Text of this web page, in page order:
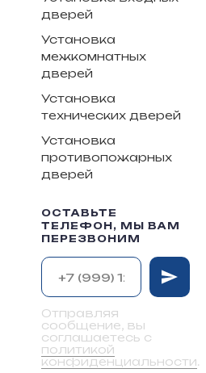
дверей
Установка
межкомнатных
дверей
Установка
технических дверей
Установка
противопожарных
дверей
ОСТАВЬТЕ
ТЕЛЕФОН, МЫ ВАМ
ПЕРЕЗВОНИМ
Отправляя
сообщение, вы
соглашаетесь с
политикой
конфиденциальности.